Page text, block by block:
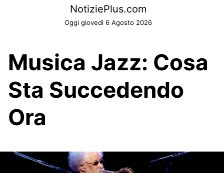
NotiziePlus.com
Oggi giovedì 6 Agosto 2026
Musica Jazz: Cosa
Sta Succedendo
Ora